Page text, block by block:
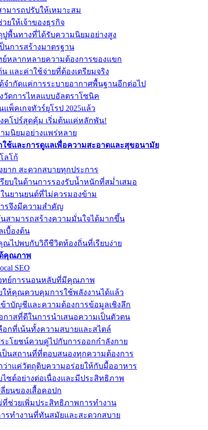
ามารถปรับให้เหมาะสม
ยให้เจ้าของธุรกิจ
พื้นทางที่ได้รับความนิยมอย่างสูง
นการสร้างมาตรฐาน
ทย์หลากหลายความต้องการของแขก
และค่าใช้จ่ายที่ต้องเตรียมจริง
ด้จำกัดแค่การระบายอากาศพื้นฐานอีกต่อไป
วัดการไหลแบบอัลตราโซนิค
พ็คเกจทัวร์ยุโรป 2025แล้ว
งคโปร์สุดคุ้ม เริ่มต้นแค่หลักพัน!
มนิยมอย่างแพร่หลาย
ใช้และการดูแลเพื่อความสะอาดและสุขอนามัย
ลโก้
ยาก สะดวกสบายทุกประการ
ยบในด้านการรองรับน้ำหนักที่สม่ำเสมอ
ยานยนต์ที่ไม่ควรมองข้าม
รจึงมีความสำคัญ
สามารถสร้างความมั่นใจได้มากขึ้น
บื้องต้น
ณไปพบกับวิถีชีวิตท้องถิ่นที่เรียบง่าย
ด้คุณภาพ
SEO
จทย์การนอนหลับที่มีคุณภาพ
ให้คุณควบคุมการใช้พลังงานได้แล้ว
ข้าบัญชีและความต้องการข้อมูลเชิงลึก
กาสที่ดีในการนำเสนอความเป็นตัวตน
อกที่เน้นทั้งความสบายและสไตล์
โยชน์ควบคู่ไปกับการออกกำลังกาย
เป็นสถานที่ที่ตอบสนองทุกความต้องการ
ว่าแค่วัตถุดิบความอร่อยให้กับมื้ออาหาร
ซต์อย่างต่อเนื่องและมีประสิทธิภาพ
ยนของเสื้อคอปก
ช่วยเพิ่มประสิทธิภาพการทำงาน
รทำงานที่ทันสมัยและสะดวกสบาย